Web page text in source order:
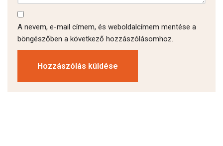
A nevem, e-mail címem, és weboldalcímem mentése a
böngészőben a következő hozzászólásomhoz.